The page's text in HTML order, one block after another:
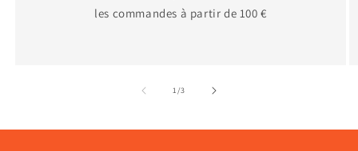
les commandes à partir de 100 €
1/de
3